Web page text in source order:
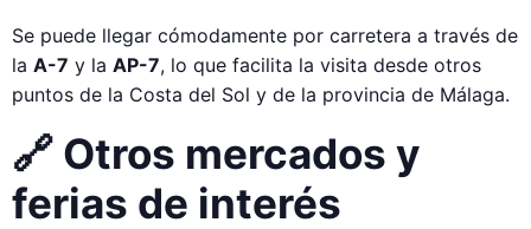
Se puede llegar cómodamente por carretera a través de
la A-7 y la AP-7, lo que facilita la visita desde otros
puntos de la Costa del Sol y de la provincia de Málaga.
🔗 Otros mercados y
ferias de interés